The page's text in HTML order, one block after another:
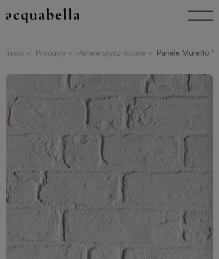
Inicio < Produkty < Panele prysznicowe < Panele Muretto